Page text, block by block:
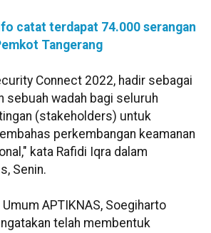
catat terdapat 74.000 serangan
Tangerang
Connect 2022, hadir sebagai
sebuah wadah bagi seluruh
(stakeholders) untuk
perkembangan keamanan
kata Rafidi Iqra dalam
Senin.
APTIKNAS, Soegiharto
telah membentuk